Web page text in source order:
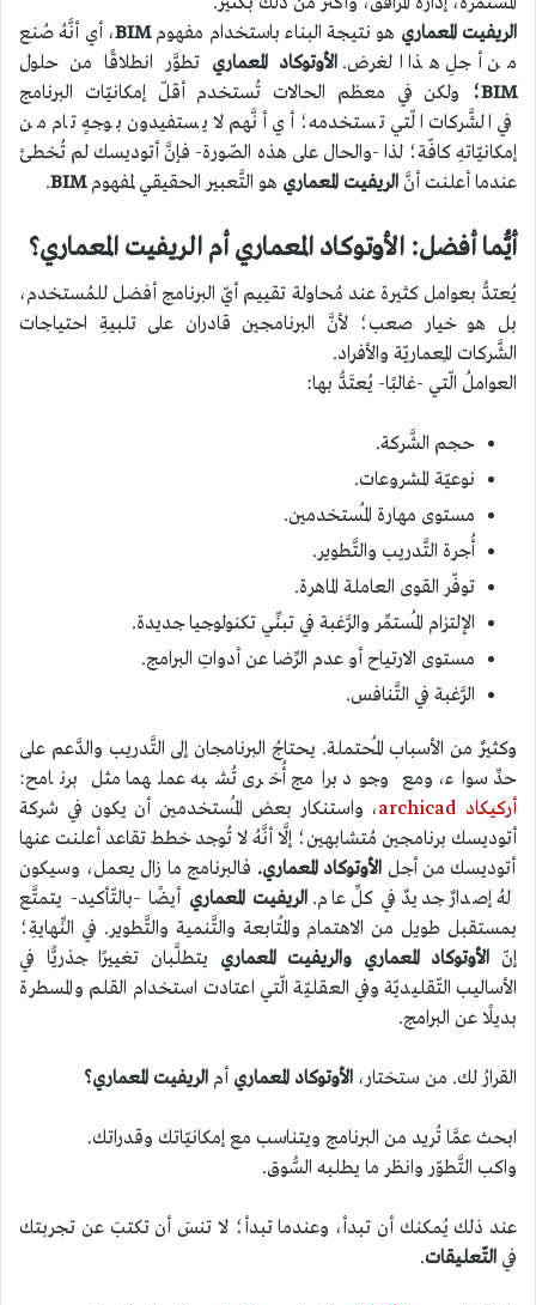
الريفيت المعماري هو نتيجة البناء باستخدام مفهومBIM، أي أنَّهُ صُنع
من أجلِ هذا الغرض. الأوتوكاد المعماري تطوَّر انطلاقًا من حلول
BIM؛
ولكن في معظم الحالات تُستخدم أقلّ إمكانيّات البرنامج
في الشَّركات الّتي تستخدمه؛ أي أنَّهم لا يستفيدون بوجهٍ تام من
إمكانيّاتهِ كافّة؛ لذا -والحال على هذه الصّورة- فإنَّ أتوديسك لم تُخطئ
عندما أعلنت أنَّ الريفيت المعماري هو التَّعبير الحقيقي لمفهومBIM
.
أيُّما أفضل: الأوتوكاد المعماري أم الريفيت المعماري؟
يُعتدُّ بعوامل كثيرة عند مُحاولة تقييم أيّ البرنامج أفضل للمُستخدم،
بل هو خيار صعب؛ لأنَّ البرنامجين قادران على تلبيةِ احتياجات
الشَّركات المِعماريّة والأفراد.
العواملُ الّتي -غالبًا- يُعتَدُّ بها:
حجم الشَّركة.
نوعيّة المشروعات.
مستوى مهارة المُستخدمين.
أُجرة التَّدريب والتَّطوير.
توفّر القوى العاملة الماهرة.
الإلتزام المُستمِّر والرَّغبة في تبنِّي تكنولوجيا جديدة.
مستوى الارتياح أو عدم الرِّضا عن أدواتِ البرامج.
الرَّغبة في التَّنافس.
وكثيرٌ من الأسباب المُحتملة. يحتاجُ البرنامجان إلى التَّدريب والدَّعم على
حدِّ سواء، ومع وجود برامج أُخرى تُشبه عملهما مثل برنامح:
أركيكاد archicad
، واستنكار بعض المُستخدمين أن يكون في شركة
أتوديسك برنامجين مُتشابهين؛ إلَّا أنَّهُ لا تُوجد خطط تقاعد أعلنت عنها
أتوديسك من أجل الأوتوكاد المعماري. فالبرنامج ما زال يعمل، وسيكون
لهُ إصدارٌ جديدٌ في كلِّ عام. الريفيت المعماري أيضًا –بالتّأكيد- يتمتَّع
بمستقبل طويل من الاهتمام والمُتابعة والتَّنمية والتَّطوير. في النِّهايةِ؛
إنّ الأوتوكاد المعماري والريفيت المعماري يتطلَّبان تغييرًا جذريًّا في
الأساليب التّقليديّة وفي العقليّة الّتي اعتادت استخدام القلم والمسطرة
بديلًا عن البرامج.
القرارُ لك. من ستختار، الأوتوكاد المعماري أم الريفيت المعماري؟
ابحث عمَّا تُريد من البرنامج ويتناسب مع إمكانيّاتك وقدراتك.
واكب التَّطوّر وانظر ما يطلبه السُّوق.
عند ذلك يُمكنك أن تبدأ، وعندما تبدأ؛ لا تنسَ أن تكتبَ عن تجربتك
في التّعليقات.